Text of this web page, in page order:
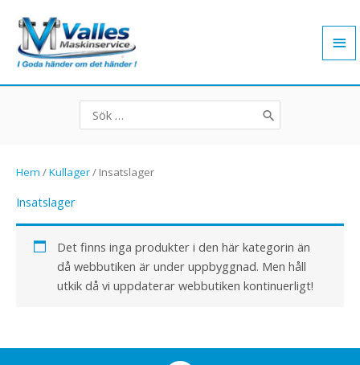
innehåll
Search
for:
Hem /Kullager/ Insatslager
Insatslager
Det finns inga produkter i den här kategorin än
då webbutiken är under uppbyggnad. Men håll
utkik då vi uppdaterar webbutiken kontinuerligt!